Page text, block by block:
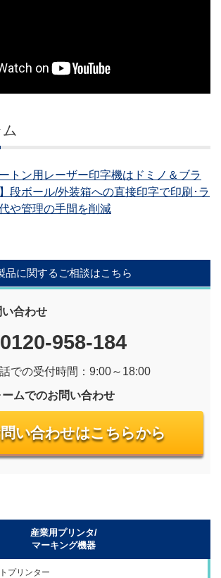
ートン用レーザー印字機はドミノ＆ブラ
段ボール/外装箱への直接印字で印刷･ラ
や管理の手間を削減
品に関するご相談はこちら
合わせ
0120-958-184
での受付時間：9:00～18:00
ムでのお問い合わせ
い合わせはこちらから
産業用プリンタ/
マーキング機器
プリンター